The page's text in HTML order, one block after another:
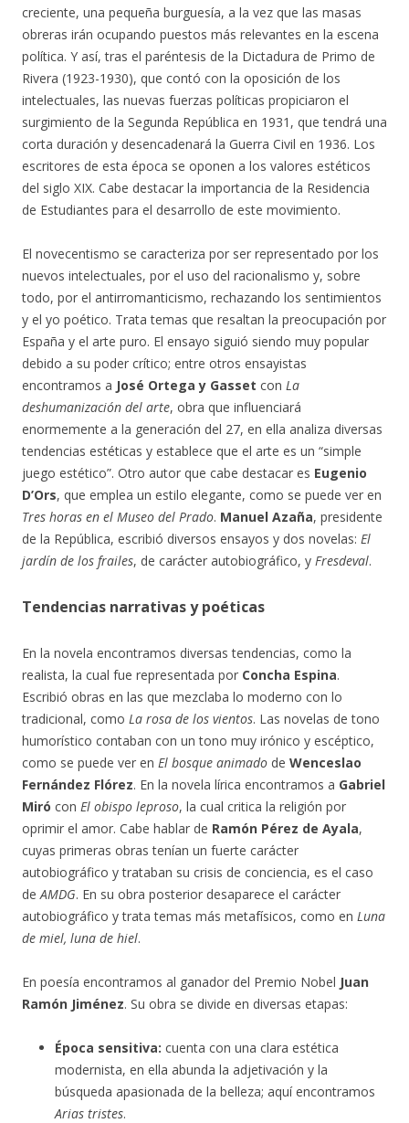
creciente, una pequeña burguesía, a la vez que las masas
obreras irán ocupando puestos más relevantes en la escena
política. Y así, tras el paréntesis de la Dictadura de Primo de
Rivera (1923-1930), que contó con la oposición de los
intelectuales, las nuevas fuerzas políticas propiciaron el
surgimiento de la Segunda República en 1931, que tendrá una
corta duración y desencadenará la Guerra Civil en 1936. Los
escritores de esta época se oponen a los valores estéticos
del siglo XIX. Cabe destacar la importancia de la Residencia
de Estudiantes para el desarrollo de este movimiento.
El novecentismo se caracteriza por ser representado por los
nuevos intelectuales, por el uso del racionalismo y, sobre
todo, por el antirromanticismo, rechazando los sentimientos
y el yo poético. Trata temas que resaltan la preocupación por
España y el arte puro. El ensayo siguió siendo muy popular
debido a su poder crítico; entre otros ensayistas
encontramos a José Ortega y Gasset con La
deshumanización del arte, obra que influenciará
enormemente a la generación del 27, en ella analiza diversas
tendencias estéticas y establece que el arte es un “simple
juego estético”. Otro autor que cabe destacar es Eugenio
D’Ors, que emplea un estilo elegante, como se puede ver en
Tres horas en el Museo del Prado. Manuel Azaña, presidente
de la República, escribió diversos ensayos y dos novelas: El
jardín de los frailes, de carácter autobiográfico, y Fresdeval.
Tendencias narrativas y poéticas
En la novela encontramos diversas tendencias, como la
realista, la cual fue representada por Concha Espina.
Escribió obras en las que mezclaba lo moderno con lo
tradicional, como La rosa de los vientos. Las novelas de tono
humorístico contaban con un tono muy irónico y escéptico,
como se puede ver en El bosque animado de Wenceslao
Fernández Flórez. En la novela lírica encontramos a Gabriel
Miró con El obispo leproso, la cual critica la religión por
oprimir el amor. Cabe hablar de Ramón Pérez de Ayala,
cuyas primeras obras tenían un fuerte carácter
autobiográfico y trataban su crisis de conciencia, es el caso
deAMDG. En su obra posterior desaparece el carácter
autobiográfico y trata temas más metafísicos, como en Luna
de miel, luna de hiel.
En poesía encontramos al ganador del Premio Nobel Juan
Ramón Jiménez. Su obra se divide en diversas etapas:
Época sensitiva: cuenta con una clara estética
modernista, en ella abunda la adjetivación y la
búsqueda apasionada de la belleza; aquí encontramos
Arias tristes.